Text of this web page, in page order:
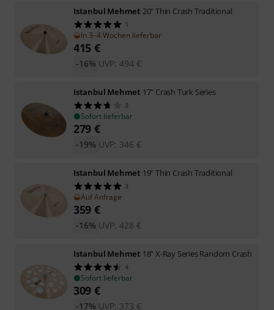
Istanbul Mehmet 20" Thin Crash Traditional
1
In 3–4 Wochen lieferbar
415 €
UVP: 494 €
-16%
Istanbul Mehmet 17" Crash Turk Series
3
Sofort lieferbar
279 €
UVP: 346 €
-19%
Istanbul Mehmet 19" Thin Crash Traditional
3
Auf Anfrage
359 €
UVP: 428 €
-16%
Istanbul Mehmet 18" X-Ray Series Random Crash
4
Sofort lieferbar
309 €
UVP: 373 €
-17%